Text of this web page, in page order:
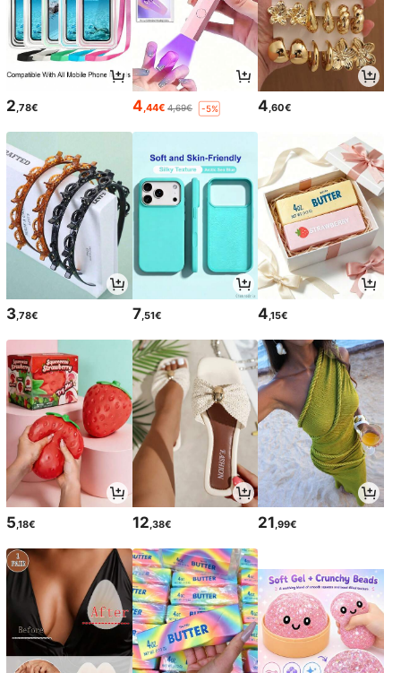
2,78€ 4,44€ 4,69€ -5% 4,60€
3,78€ 7,51€ 4,15€
5 ,18€ 12 ,38€ 21 ,99€